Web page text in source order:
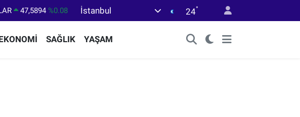
47,5894 %0.08
İstanbul 24°
SAĞLIK YAŞAM